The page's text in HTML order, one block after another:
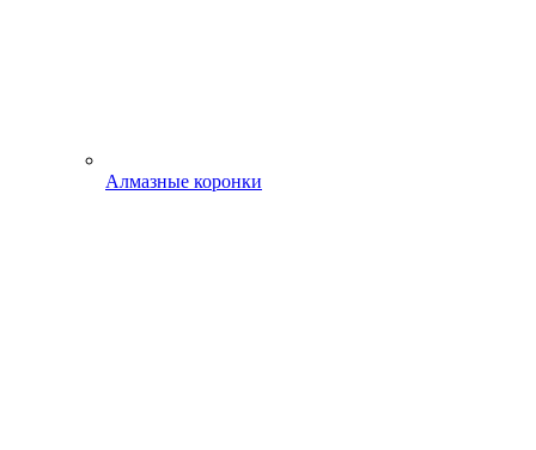
Алмазные коронки